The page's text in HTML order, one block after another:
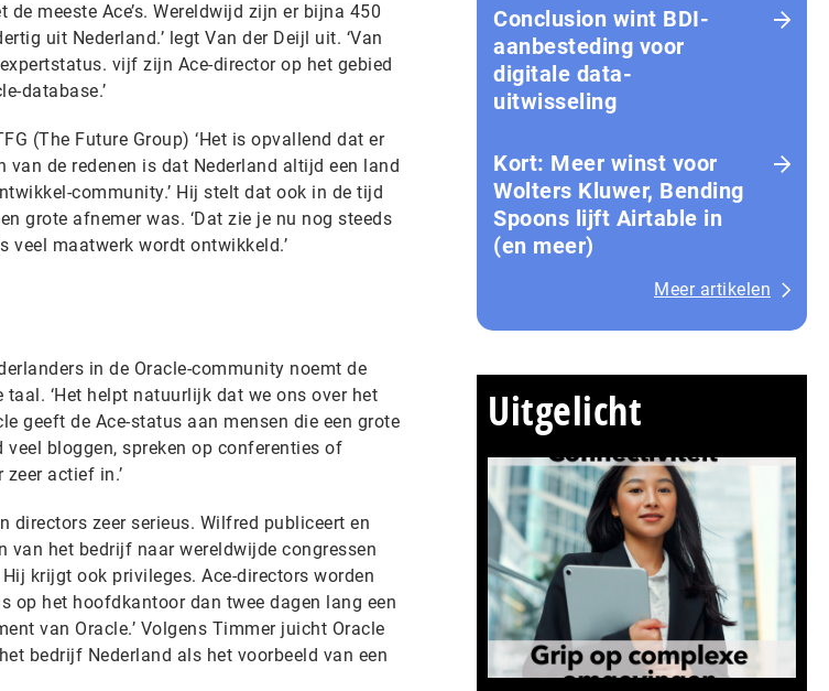
meeste Ace’s. Wereldwijd zijn er bijna 450
uit Nederland.’ legt Van der Deijl uit. ‘Van
vijf zijn Ace-director op het gebied
database.’
(The Future Group) ‘Het is opvallend dat er
van de redenen is dat Nederland altijd een land
community.’ Hij stelt dat ook in de tijd
grote afnemer was. ‘Dat zie je nu nog steeds
veel maatwerk wordt ontwikkeld.’
in de Oracle-community noemt de
taal. ‘Het helpt natuurlijk dat we ons over het
geeft de Ace-status aan mensen die een grote
bloggen, spreken op conferenties of
actief in.’
directors zeer serieus. Wilfred publiceert en
van het bedrijf naar wereldwijde congressen
krijgt ook privileges. Ace-directors worden
op het hoofdkantoor dan twee dagen lang een
van Oracle.’ Volgens Timmer juicht Oracle
bedrijf Nederland als het voorbeeld van een
Conclusion wint BDI-
aanbesteding voor
digitale data-
uitwisseling
Kort: Meer winst voor
Wolters Kluwer, Bending
Spoons lijft Airtable in
(en meer)
Meer artikelen
Uitgelicht